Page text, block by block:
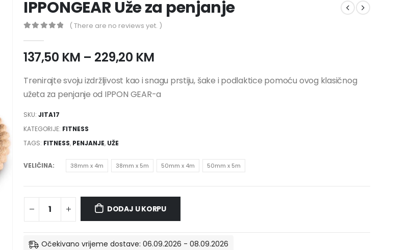
IPPONGEAR Uže za penjanje
( There are no reviews yet. )
137,50 KM – 229,20 KM
Trenirajte svoju izdržljivost kao i snagu prstiju, šake i podlaktice pomoću ovog klasičnog
užeta za penjanje od IPPON GEAR-a
SKU: JITA17
KATEGORIJE: FITNESS
TAGS: FITNESS, PENJANJE, UŽE
VELIČINA 38mm x 4m 38mm x 5m 50mm x 4m 50mm x 5m
DODAJ U KORPU
Očekivano vrijeme dostave: 06.09.2026 - 08.09.2026